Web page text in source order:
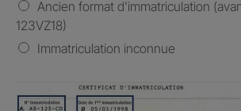
Ancien format d'immatriculation
123VZ18)
Immatriculation inconnue